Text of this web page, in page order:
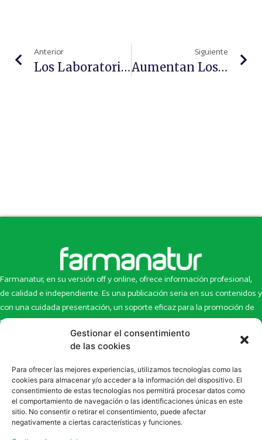
Gestionar el consentimiento
de las cookies
Para ofrecer las mejores experiencias, utilizamos tecnologías como las
cookies para almacenar y/o acceder a la información del dispositivo. El
consentimiento de estas tecnologías nos permitirá procesar datos como
el comportamiento de navegación o las identificaciones únicas en este
sitio. No consentir o retirar el consentimiento, puede afectar
negativamente a ciertas características y funciones.
Anterior
Los Laboratorios Dermatológicos Avène Comienzan Un Estudio Sobre Los Hábitos De Protección
Siguiente
Aumentan Los Casos De Asma En España
Farmanatur, en su versión off y online, ofrece información profesional,
de calidad e independiente. Es una publicación seria en sus contenidos y
con una cuidada presentación, un soporte eficaz para la promoción de
productos y novedades.
Inicio
Newsletter
Eco Multimedia
Contacto
Artículos
Escaparate
Enlaces de interés
SUSCRÍBETE A NUESTRO NEWSLETTER